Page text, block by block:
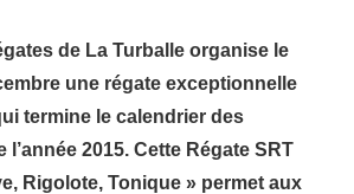
de La Turballe organise le
une régate exceptionnelle
termine le calendrier des
2015. Cette Régate SRT
Rigolote, Tonique » permet aux